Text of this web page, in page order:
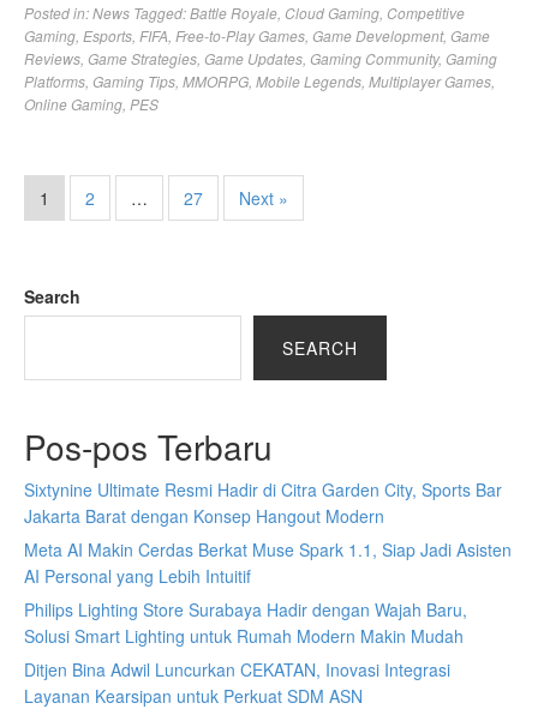
Posted in:News Tagged:Battle Royale Cloud Gaming Competitive
Gaming Esports FIFA Free-to-Play Games Game Development, Game
Reviews Game Strategies Game Updates Gaming Community, Gaming
Platforms Gaming Tips MMORPG Mobile Legends Multiplayer Games
Online Gaming PES
1 2 … 27 Next »
Search
SEARCH
Pos-pos Terbaru
Sixtynine Ultimate Resmi Hadir di Citra Garden City, Sports Bar
Jakarta Barat dengan Konsep Hangout Modern
Meta AI Makin Cerdas Berkat Muse Spark 1.1, Siap Jadi Asisten
AI Personal yang Lebih Intuitif
Philips Lighting Store Surabaya Hadir dengan Wajah Baru,
Solusi Smart Lighting untuk Rumah Modern Makin Mudah
Ditjen Bina Adwil Luncurkan CEKATAN, Inovasi Integrasi
Layanan Kearsipan untuk Perkuat SDM ASN